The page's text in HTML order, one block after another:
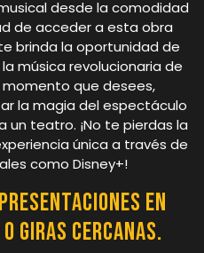
desde la comodidad
de acceder a esta obra
brinda la oportunidad de
música revolucionaria de
que desees,
la magia del espectáculo
un teatro. ¡No te pierdas la
única a través de
como Disney+!
en
giras cercanas.